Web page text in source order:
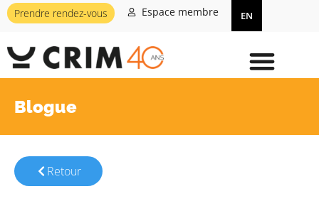
Prendre rendez-vous Espace membre EN
Blogue
Retour